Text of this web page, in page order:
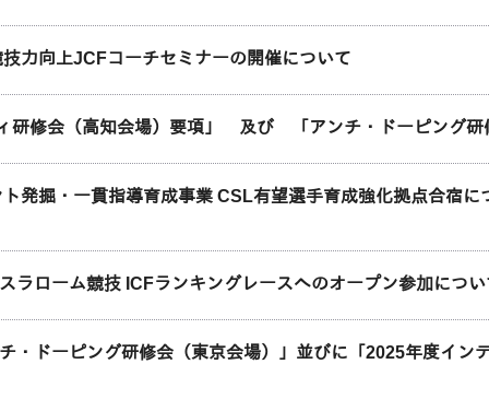
力向上JCFコーチセミナーの開催について
研修会（高知会場）要項」 及び 「アンチ・ドーピング研
発掘・一貫指導育成事業 CSL有望選手育成強化拠点合宿に
ラローム競技 ICFランキングレースへのオープン参加につい
・ドーピング研修会（東京会場）」並びに「2025年度イン